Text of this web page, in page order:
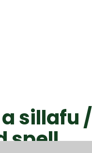
a sillafu /
spell.